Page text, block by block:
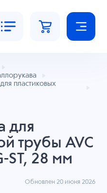
пластиковых
для
трубы AVC
ST, 28 мм
Обновлен 20 июня 2026